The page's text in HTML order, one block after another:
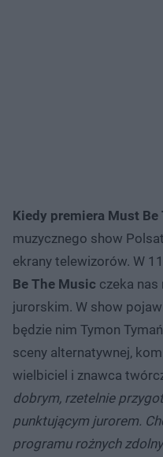
Kiedy premiera Must Be
muzycznego show
ekrany telewizorów. W
Be The Music czeka nas
jurorskim. W show
będzie nim Tymon
sceny alternatywnej,
wielbiciel i znawca
dobrym, rzetelnie
punktującym jurorem.
programu rożnych